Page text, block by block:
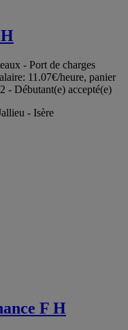
- Port de charges
11.07€/heure, panier
- Débutant(e) accepté(e)
- Isère
F H